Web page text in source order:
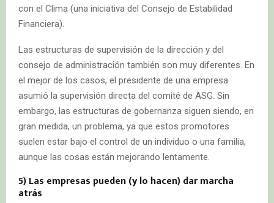
con el Clima (una iniciativa del Consejo de Estabilidad
Financiera).
Las estructuras de supervisión de la dirección y del
consejo de administración también son muy diferentes. En
el mejor de los casos, el presidente de una empresa
asumió la supervisión directa del comité de ASG. Sin
embargo, las estructuras de gobernanza siguen siendo, en
gran medida, un problema, ya que estos promotores
suelen estar bajo el control de un individuo o una familia,
aunque las cosas están mejorando lentamente.
5) Las empresas pueden (y lo hacen) dar marcha
atrás